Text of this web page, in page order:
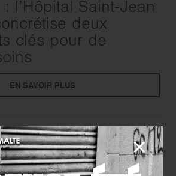
l’Hôpital Saint-Jean
deux
clés pour de
EN SAVOIR PLUS